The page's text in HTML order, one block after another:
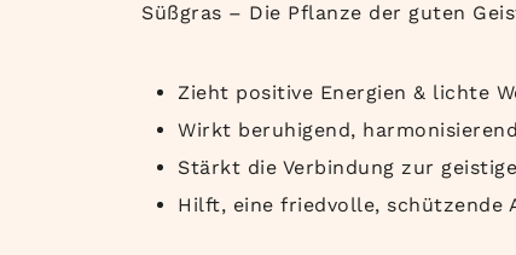
Süßgras – Die Pflanze der guten
Zieht positive Energien & lichte
Wirkt beruhigend,
Stärkt die Verbindung zur
Hilft, eine friedvolle, schützende